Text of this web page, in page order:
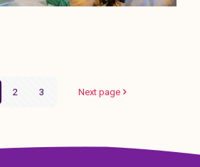
2 3 Next page